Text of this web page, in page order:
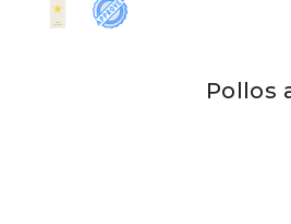
Pollos